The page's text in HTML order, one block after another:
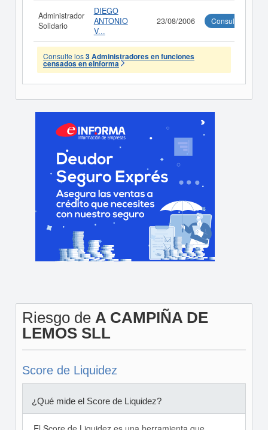
Administrador
Solidario
DIEGO
ANTONIO
V...
23/08/2006 Consultar
Consulte los3 Administradores en funciones
censados en eInforma
Riesgo de A CAMPIÑA DE
LEMOS SLL
Score de Liquidez
¿Qué mide el Score de Liquidez?